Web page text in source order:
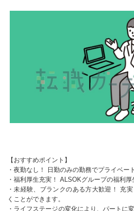
【おすすめポイント】
・夜勤なし！ 日勤のみの勤務でプライベー
・福利厚生充実！ ALSOKグループの福利厚
・未経験、ブランクのある方大歓迎！ 充
くことができます。
・ライフステージの変化により、パートに